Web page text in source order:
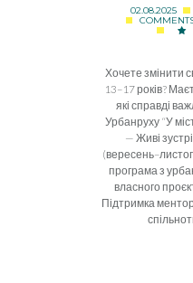
02.08.2025
Хочете змінити
13–17 років?
які справді
Урбанруху “У
— Живі
програма з
власного
Підтримка